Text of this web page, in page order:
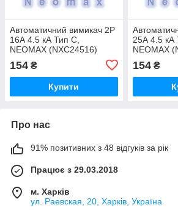
Автоматичний вимикач 2Р
16А 4.5 кА Тип С,
NEOMAX (NXC24516)
154 ₴
Купити
25А 4.5 кА
NEOMAX
154₴
Про нас
91% позитивних з 48 відгуків за рік
Працює з 29.03.2018
м. Харків
ул. Раевская, 20, Харків, Україна